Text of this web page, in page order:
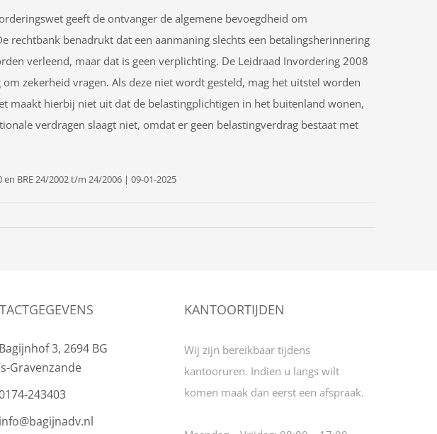
geeft de ontvanger de algemene bevoegdheid om
rechtbank benadrukt dat een aanmaning slechts een betalingsherinnering
verleend, maar dat is geen verplichting. De Leidraad Invordering 2008
zekerheid vragen. Als deze niet wordt gesteld, mag het uitstel worden
maakt hierbij niet uit dat de belastingplichtigen in het buitenland wonen,
verdragen slaagt niet, omdat er geen belastingverdrag bestaat met
BRE 24/2002 t/m 24/2006 | 09-01-2025
Bagijnhof 3, 2694 BG
Gravenzande
243403
info@bagijnadv.nl
KANTOORTIJDEN
Wij zijn bereikbaar tijdens
kantooruren. Indien u langs wilt
komen maak dan eerst een afspraak.